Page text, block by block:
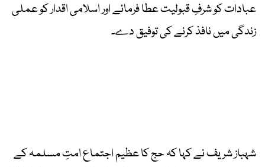
عبادات کو شرفِ قبولیت عطا فرمائے اور اسلامی اقدار کو عملی
زندگی میں نافذ کرنے کی توفیق دے۔
شہباز شریف نے کہا کہ حج کا عظیم اجتماع امتِ مسلمہ کے